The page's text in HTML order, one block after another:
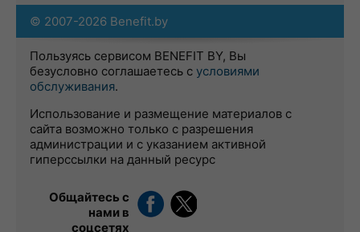
© 2007-2026 Benefit.by
Пользуясь сервисом BENEFIT BY, Вы
безусловно соглашаетесь с условиями
обслуживания.
Использование и размещение материалов с
сайта возможно только с разрешения
администрации и с указанием активной
гиперссылки на данный ресурс
Общайтесь с
нами в
соцсетях